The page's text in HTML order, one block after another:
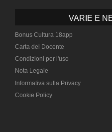
VARIE E
Bonus Cultura 18app
Carta del Docente
Condizioni per l'uso
Nota Legale
Informativa sulla Privacy
Cookie Policy